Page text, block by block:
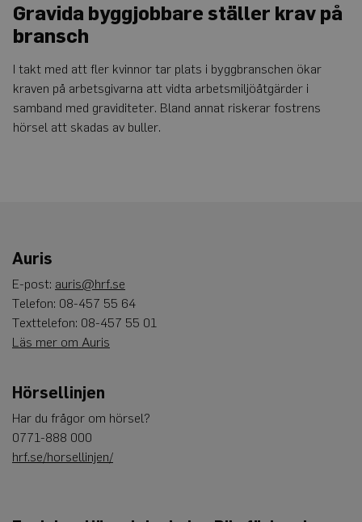
Gravida byggjobbare ställer krav på
bransch
I takt med att fler kvinnor tar plats i byggbranschen ökar
kraven på arbetsgivarna att vidta arbetsmiljöåtgärder i
samband med graviditeter. Bland annat riskerar fostrens
hörsel att skadas av buller.
Auris
E-post: auris@hrf.se
Telefon: 08-457 55 64
Texttelefon: 08-457 55 01
Läs mer om Auris
Hörsellinjen
Har du frågor om hörsel?
0771-888 000
hrf.se/horsellinjen/